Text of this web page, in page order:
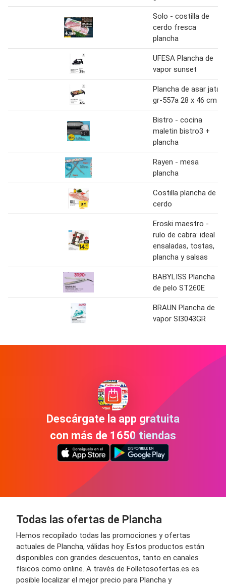
Solo - costilla de
cerdo fresca
plancha
UFESA Plancha de
vapor sunset
Plancha de asar jata
gr-557a 28 x 46 cm
Bistro - cocina
maletin bistro3 +
plancha
Rayen - mesa
plancha
Costilla plancha de
cerdo
Eroski maestro -
rulo de cabra: ideal
ensaladas, tostas,
plancha y salsas
BABYLISS Plancha
de pelo ST260E
BRAUN Plancha de
vapor SI3043GR
Descárgate la app gratuita
con más de 1650 tiendas
Todas las ofertas de Plancha
Hemos recopilado todas las promociones y ofertas
actuales de Plancha, válidas hoy. Estos productos están
disponibles con grandes descuentos, tanto en canales
físicos como online. A través de Folletosofertas.es es
posible localizar el mejor precio para Plancha y